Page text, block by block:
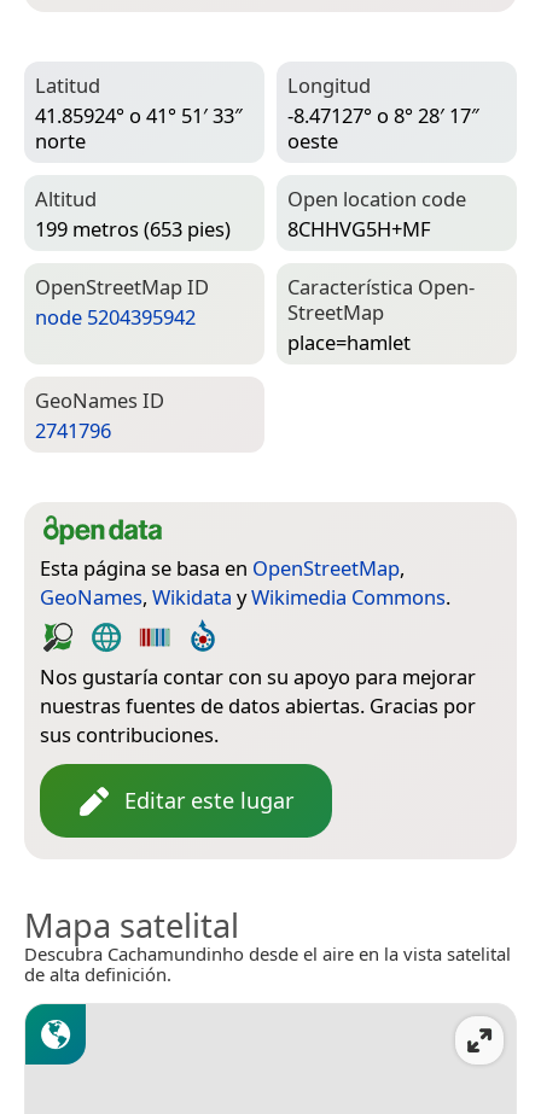
Latitud
41.85924° o 41° 51′ 33″
norte
Longitud
-8.47127° o 8° 28′ 17″
oeste
Altitud
199 metros (653 pies)
Open location code
8CHHVG5H+MF
Open­Street­Map ID
node 5204395942
Característica Open­
Street­Map
place=­hamlet
Geo­Names ID
2741796
Esta página se basa en OpenStreetMap,
GeoNames, Wikidata yWikimedia Commons.
Nos gustaría contar con su apoyo para mejorar
nuestras fuentes de datos abiertas. Gracias por
sus contribuciones.
Editar este lugar
Mapa satelital
Descubra Cachamundinho desde el aire en la vista satelital
de alta definición.